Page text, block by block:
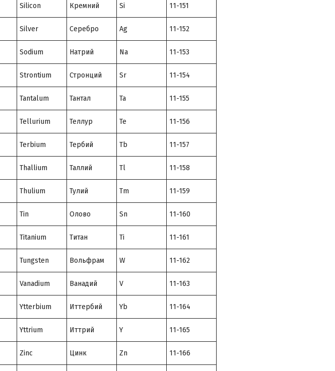
Silicon Кремний Si 11-151
Silver Серебро Ag 11-152
Sodium Натрий Na 11-153
Strontium Стронций Sr 11-154
Tantalum Тантал Ta 11-155
Tellurium Теллур Te 11-156
Terbium Тербий Tb 11-157
Thallium Таллий Tl 11-158
Thulium Тулий Tm 11-159
Tin Олово Sn 11-160
Titanium Титан Ti 11-161
Tungsten Вольфрам W 11-162
Vanadium Ванадий V 11-163
Ytterbium Иттербий Yb 11-164
Yttrium Иттрий Y 11-165
Zinc Цинк Zn 11-166